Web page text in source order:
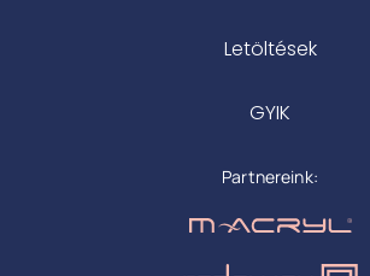
Letöltések
GYIK
Partnereink: